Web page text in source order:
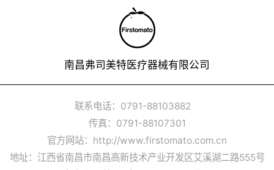
南昌弗司美特医疗器械有限公司
联系电话：0791-88103882
传真：0791-88107301
官方网站：http://www.firstomato.com.cn
地址：江西省南昌市南昌高新技术产业开发区艾溪湖二路555号